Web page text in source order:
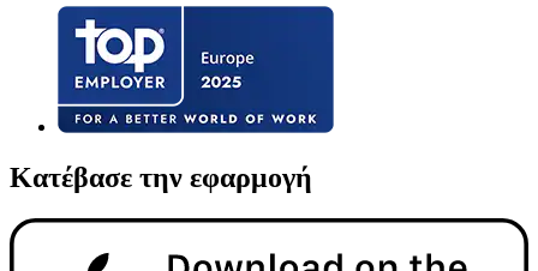
Κατέβασε την εφαρμογή